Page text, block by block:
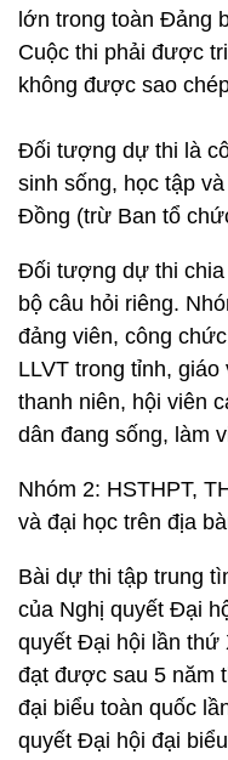
lớn trong toàn Đảng
Cuộc thi phải được
không được sao
Đối tượng dự thi là
sinh sống, học tập
Đồng (trừ Ban tổ
Đối tượng dự thi chia
bộ câu hỏi riêng.
đảng viên, công
LLVT trong tỉnh,
thanh niên, hội viên
dân đang sống, làm
Nhóm 2: HSTHPT,
và đại học trên địa
Bài dự thi tập trung
của Nghị quyết Đại
quyết Đại hội lần thứ
đạt được sau 5 năm
đại biểu toàn quốc
quyết Đại hội đại